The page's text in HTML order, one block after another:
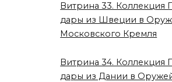
Витрина 33. Коллекция
дары из Швеции в
Московского Кремля
Витрина 34. Коллекция
дары из Дании в